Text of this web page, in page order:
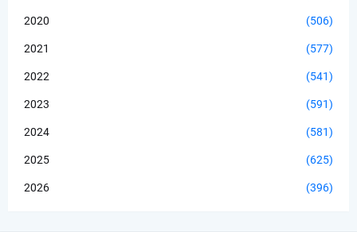
2020 (506)
2021 (577)
2022 (541)
2023 (591)
2024 (581)
2025 (625)
2026 (396)